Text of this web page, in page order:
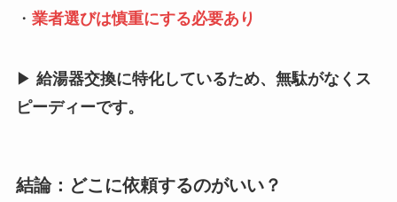
・ 業者選びは慎重にする必要あり
▶ 給湯器交換に特化しているため、無駄がなくス
ピーディーです。
結論：どこに依頼するのがいい？